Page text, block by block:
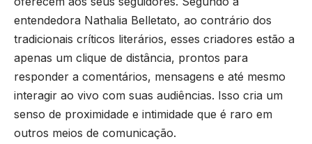
entendedora Nathalia Belletato, ao contrário dos
tradicionais críticos literários, esses criadores estão a
apenas um clique de distância, prontos para
responder a comentários, mensagens e até mesmo
interagir ao vivo com suas audiências. Isso cria um
senso de proximidade e intimidade que é raro em
outros meios de comunicação.